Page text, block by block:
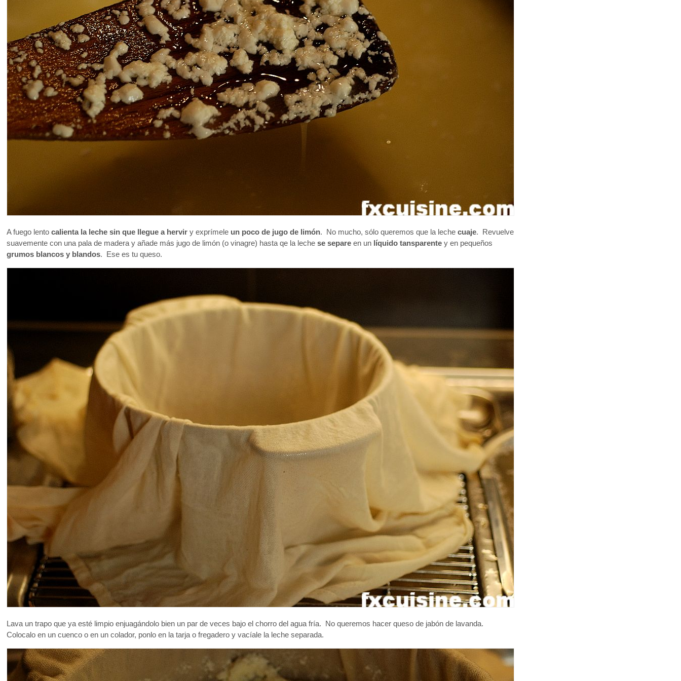
A fuego lento calienta la leche sin que llegue a hervir y exprímele un poco de jugo de limón. No mucho, sólo queremos que la leche cuaje. Revuelve
suavemente con una pala de madera y añade más jugo de limón (o vinagre) hasta qe la leche se separe en un líquido tansparente y en pequeños
grumos blancos y blandos. Ese es tu queso.
Lava un trapo que ya esté limpio enjuagándolo bien un par de veces bajo el chorro del agua fría. No queremos hacer queso de jabón de lavanda.
Colocalo en un cuenco o en un colador, ponlo en la tarja o fregadero y vacíale la leche separada.